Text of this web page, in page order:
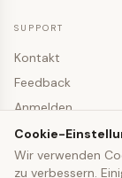
SUPPORT
Kontakt
Feedback
Anmelden
Registrieren
Cookie-
Wir verwenden
zu verbessern.